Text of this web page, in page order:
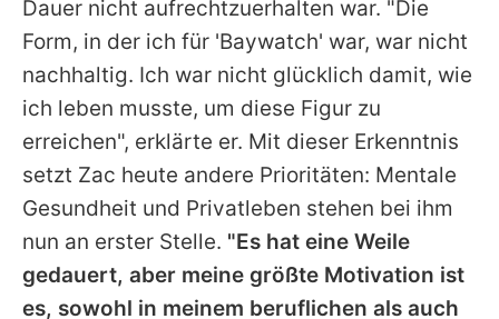
Redaktionelle Richtlinien
Impressum
Datenschutzerklärung
Utiq verwalten
Dauer nicht aufrechtzuerhalten war. "Die
Form, in der ich für 'Baywatch' war, war nicht
nachhaltig. Ich war nicht glücklich damit, wie
ich leben musste, um diese Figur zu
erreichen", erklärte er. Mit dieser Erkenntnis
setzt Zac heute andere Prioritäten: Mentale
Gesundheit und Privatleben stehen bei ihm
nun an erster Stelle. "Es hat eine Weile
gedauert, aber meine größte Motivation ist
es, sowohl in meinem beruflichen als auch